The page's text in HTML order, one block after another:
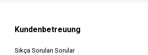
Kundenbetreuung
Sıkça Sorulan Sorular